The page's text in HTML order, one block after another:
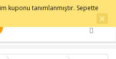
kuponu tanımlanmıştır. Sepette
×
Sipariş Takip İletişim